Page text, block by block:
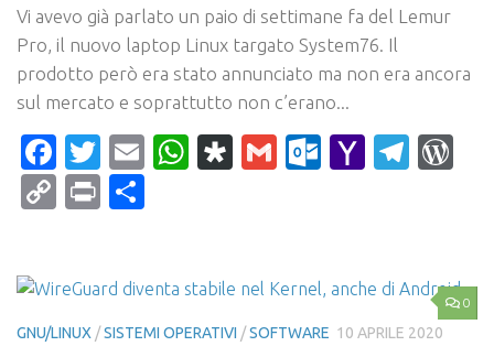
Vi avevo già parlato un paio di settimane fa del Lemur
Pro, il nuovo laptop Linux targato System76. Il
prodotto però era stato annunciato ma non era ancora
sul mercato e soprattutto non c’erano...
Facebook
Twitter
EmailWhatsApp
Diaspora
Gmail Yahoo
CopyPrint
0
GNU/LINUX /SISTEMI OPERATIVI /SOFTWARE 10 APRILE 2020